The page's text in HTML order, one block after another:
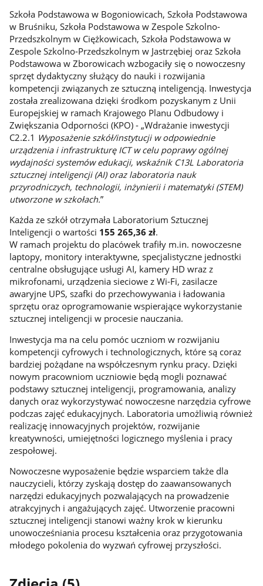
Szkoła Podstawowa w Bogoniowicach, Szkoła Podstawowa
w Bruśniku, Szkoła Podstawowa w Zespole Szkolno-
Przedszkolnym w Ciężkowicach, Szkoła Podstawowa w
Zespole Szkolno-Przedszkolnym w Jastrzębiej oraz Szkoła
Podstawowa w Zborowicach wzbogaciły się o nowoczesny
sprzęt dydaktyczny służący do nauki i rozwijania
kompetencji związanych ze sztuczną inteligencją. Inwestycja
została zrealizowana dzięki środkom pozyskanym z Unii
Europejskiej w ramach Krajowego Planu Odbudowy i
Zwiększania Odporności (KPO) - „Wdrażanie inwestycji
C2.2.1 Wyposażenie szkół/instytucji w odpowiednie
urządzenia i infrastrukturę ICT w celu poprawy ogólnej
wydajności systemów edukacji, wskaźnik C13L Laboratoria
sztucznej inteligencji (AI) oraz laboratoria nauk
przyrodniczych, technologii, inżynierii i matematyki (STEM)
utworzone w szkołach.”
Każda ze szkół otrzymała Laboratorium Sztucznej
Inteligencji o wartości 155 265,36 zł.
W ramach projektu do placówek trafiły m.in. nowoczesne
laptopy, monitory interaktywne, specjalistyczne jednostki
centralne obsługujące usługi AI, kamery HD wraz z
mikrofonami, urządzenia sieciowe z Wi-Fi, zasilacze
awaryjne UPS, szafki do przechowywania i ładowania
sprzętu oraz oprogramowanie wspierające wykorzystanie
sztucznej inteligencji w procesie nauczania.
Inwestycja ma na celu pomóc uczniom w rozwijaniu
kompetencji cyfrowych i technologicznych, które są coraz
bardziej pożądane na współczesnym rynku pracy. Dzięki
nowym pracowniom uczniowie będą mogli poznawać
podstawy sztucznej inteligencji, programowania, analizy
danych oraz wykorzystywać nowoczesne narzędzia cyfrowe
podczas zajęć edukacyjnych. Laboratoria umożliwią również
realizację innowacyjnych projektów, rozwijanie
kreatywności, umiejętności logicznego myślenia i pracy
zespołowej.
Nowoczesne wyposażenie będzie wsparciem także dla
nauczycieli, którzy zyskają dostęp do zaawansowanych
narzędzi edukacyjnych pozwalających na prowadzenie
atrakcyjnych i angażujących zajęć. Utworzenie pracowni
sztucznej inteligencji stanowi ważny krok w kierunku
unowocześniania procesu kształcenia oraz przygotowania
młodego pokolenia do wyzwań cyfrowej przyszłości.